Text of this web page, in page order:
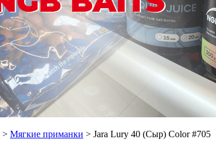
> Мягкие приманки > Jara Lury 40 (Сыр) Color #705